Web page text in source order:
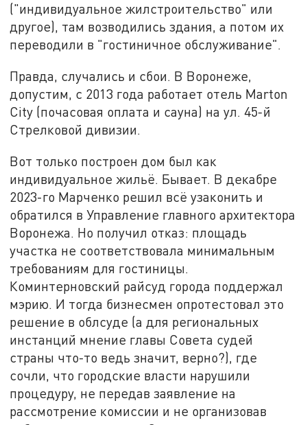
("индивидуальное жилстроительство" или
другое), там возводились здания, а потом их
переводили в "гостиничное обслуживание".
Правда, случались и сбои. В Воронеже,
допустим, с 2013 года работает отель Marton
City (почасовая оплата и сауна) на ул. 45-й
Стрелковой дивизии.
Вот только построен дом был как
индивидуальное жильё. Бывает. В декабре
2023-го Марченко решил всё узаконить и
обратился в Управление главного архитектора
Воронежа. Но получил отказ: площадь
участка не соответствовала минимальным
требованиям для гостиницы.
Коминтерновский райсуд города поддержал
мэрию. И тогда бизнесмен опротестовал это
решение в облсуде (а для региональных
инстанций мнение главы Совета судей
страны что-то ведь значит, верно?), где
сочли, что городские власти нарушили
процедуру, не передав заявление на
рассмотрение комиссии и не организовав